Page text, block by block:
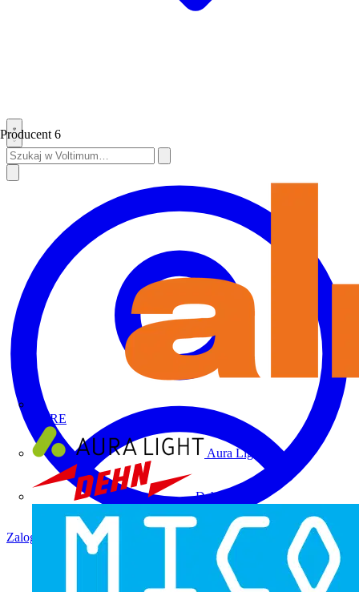
Producent 6
ALRE
Aura Light
Dehn
Zaloguj się Zarejestruj się